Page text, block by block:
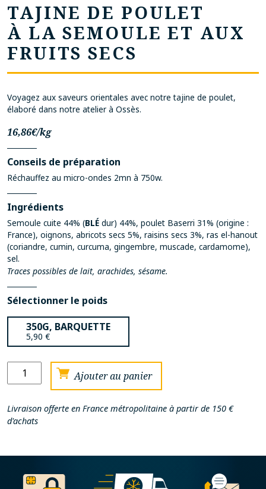
TAJINE DE POULET
À LA SEMOULE ET AUX
FRUITS SECS
Voyagez aux saveurs orientales avec notre tajine de poulet,
élaboré dans notre atelier à Ossès.
16,86€/kg
Conseils de préparation
Réchauffez au micro-ondes 2mn à 750w.
Ingrédients
Semoule cuite 44% (BLÉ dur) 44%, poulet Baserri 31% (origine :
France), oignons, abricots secs 5%, raisins secs 3%, ras el-hanout
(coriandre, cumin, curcuma, gingembre, muscade, cardamome),
sel.
Traces possibles de lait, arachides, sésame.
Sélectionner le poids
350G, BARQUETTE
5,90 €
quantité
de
de
poulet
Ajouter au panier
Livraison offerte en France métropolitaine à partir de 150 €
d'achats